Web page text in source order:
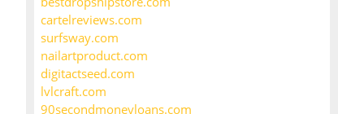
cartelreviews.com
surfsway.com
nailartproduct.com
digitactseed.com
lvlcraft.com
90secondmoneyloans.com